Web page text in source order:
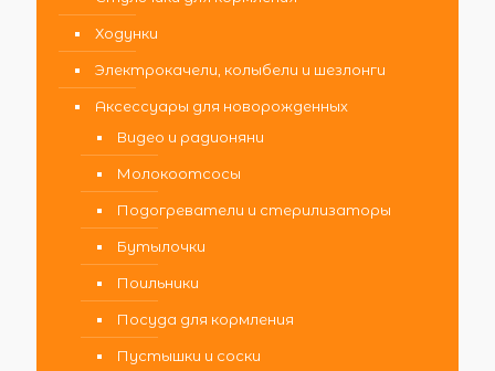
Ходунки
Электрокачели, колыбели и шезлонги
Аксессуары для новорожденных
Видео и радионяни
Молокоотсосы
Подогреватели и стерилизаторы
Бутылочки
Поильники
Посуда для кормления
Пустышки и соски